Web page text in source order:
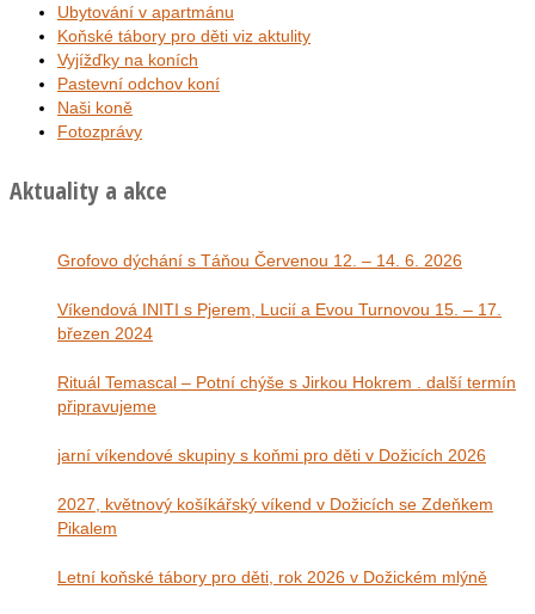
Ubytování v apartmánu
Koňské tábory pro děti viz aktulity
Vyjížďky na koních
Pastevní odchov koní
Naši koně
Fotozprávy
Aktuality a akce
Grofovo dýchání s Táňou Červenou 12. – 14. 6. 2026
Víkendová INITI s Pjerem, Lucií a Evou Turnovou 15. – 17.
březen 2024
Rituál Temascal – Potní chýše s Jirkou Hokrem . další termín
připravujeme
jarní víkendové skupiny s koňmi pro děti v Dožicích 2026
2027, květnový košíkářský víkend v Dožicích se Zdeňkem
Pikalem
Letní koňské tábory pro děti, rok 2026 v Dožickém mlýně